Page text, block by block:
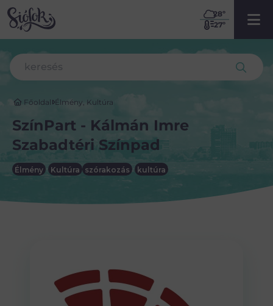
28º
27º
Főoldal Élmény, Kultúra
SzínPart - Kálmán Imre
Szabadtéri Színpad
Élmény Kultúra szórakozás kultúra